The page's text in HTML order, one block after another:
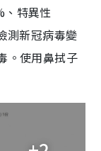
、特異性
測新冠病毒變
。使用鼻拭子